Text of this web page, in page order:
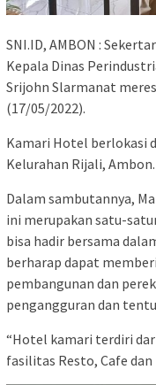
SNI.ID, AMBON :
Kepala Dinas
Srijohn Slarmanat
(17/05/2022).
Kamari Hotel berlokasi
Kelurahan Rijali, Ambon.
Dalam sambutannya,
ini merupakan satu-
bisa hadir bersama
berharap dapat
pembangunan dan
pengangguran dan
“Hotel kamari terdiri
fasilitas Resto, Cafe